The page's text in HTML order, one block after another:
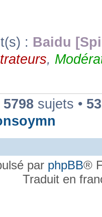
: Baidu
,
5798 sujets •
par phpBB®
Traduit en